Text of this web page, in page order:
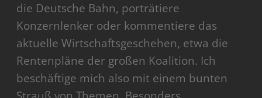
die Deutsche Bahn, porträtiere
Konzernlenker oder kommentiere das
aktuelle Wirtschaftsgeschehen, etwa die
Rentenpläne der großen Koalition. Ich
beschäftige mich also mit einem bunten